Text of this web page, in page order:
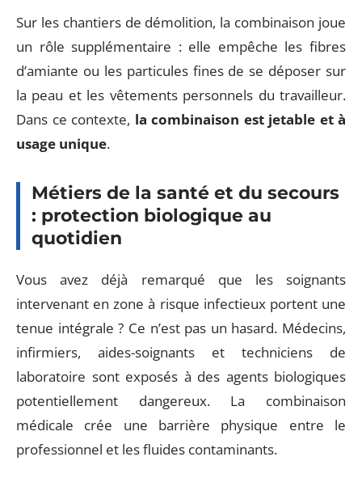
Sur les chantiers de démolition, la combinaison joue
un rôle supplémentaire : elle empêche les fibres
d’amiante ou les particules fines de se déposer sur
la peau et les vêtements personnels du travailleur.
Dans ce contexte, la combinaison est jetable et à
usage unique.
Métiers de la santé et du secours
: protection biologique au
quotidien
Vous avez déjà remarqué que les soignants
intervenant en zone à risque infectieux portent une
tenue intégrale ? Ce n’est pas un hasard. Médecins,
infirmiers, aides-soignants et techniciens de
laboratoire sont exposés à des agents biologiques
potentiellement dangereux. La combinaison
médicale crée une barrière physique entre le
professionnel et les fluides contaminants.